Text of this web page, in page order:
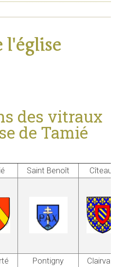
l'église
des vitraux
de Tamié
Saint Benoît Cîteaux
Pontigny Clairvaux